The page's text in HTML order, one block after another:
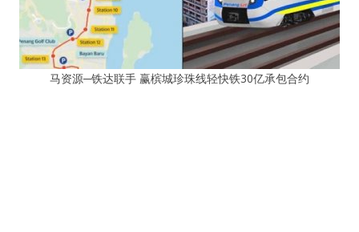
马资源─铁达联手 赢槟城珍珠线轻快铁30亿承包合约